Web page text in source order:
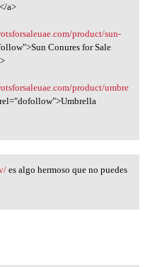
a>
product/sun-
Conures for Sale
product/umbre
es algo
es algo hermoso que no puedes